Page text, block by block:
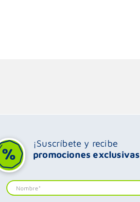
¡Suscríbete y recibe
promociones exclusivas